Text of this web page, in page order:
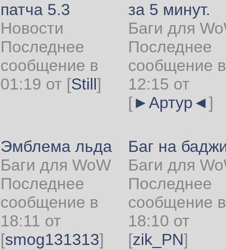
патча 5.3
Новости
Последнее
сообщение в
01:19 от [Still]
за 5 минут.
Баги для
Последнее
сообщение в
12:15 от
[►Артур◄]
Эмблема льда
Баги для WoW
Последнее
сообщение в
18:11 от
[smog131313]
Баг на
Баги для
Последнее
сообщение в
18:10 от
[zik_PN]